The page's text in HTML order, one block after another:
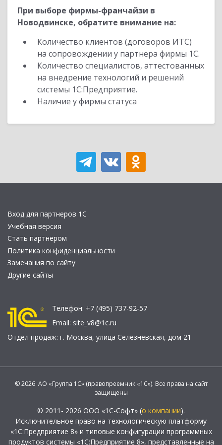
При выборе фирмы-франчайзи в
Новодвинске, обратите внимание на:
Количество клиентов (договоров ИТС)
на сопровождении у партнера фирмы 1С.
Количество специалистов, аттестованных
на внедрение технологий и решений
системы 1С:Предприятие.
Наличие у фирмы статуса
Вход для партнеров 1С
Учебная версия
Стать партнером
Политика конфиденциальности
Замечания по сайту
Другие сайты
Телефон: +7 (495) 737-92-57
Email: site_v8@1c.ru
Отдел продаж: г. Москва, улица Селезнёвская, дом 21
© 2026 АО «Группа 1С» (правопреемник «1С»). Все права на сайт
защищены
© 2011- 2026 ООО «1С-Софт» (о компании).
Исключительное право на технологическую платформу
«1С:Предприятие 8» и типовые конфигурации программных
продуктов системы «1С:Предприятие 8», представленные на